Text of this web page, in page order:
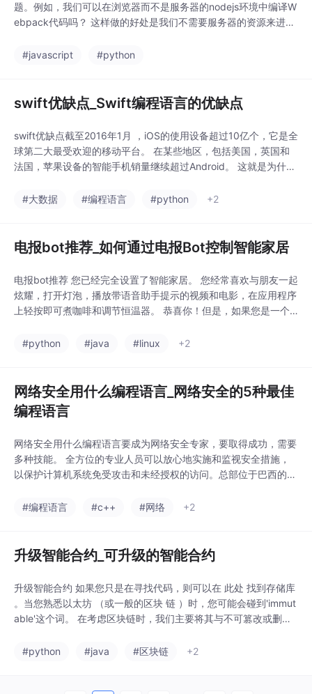
题。例如，我们可以在浏览器而不是服务器的nod​​ejs环境中编译W
ebpack代码吗？ 这样做的好处是我们不需要服务器的资源来进行
了基于浏览器的编译策略，可用于在浏览器中打包react ，vue
#javascript #python
swift优缺点_Swift编程语言的优缺点
swift优缺点截至2016年1月 ，iOS的使用设备超过10亿个，它是全
球第二大最受欢迎的移动平台。 在某些地区，包括美国，英国和
法国，苹果设备的智能手机销量继续超过Android。 这就是为什么
投资机会和战略利益的原因。如果您是遵循iOS应用程序开发道路
#大数据 #编程语言 #python +2
电报bot推荐_如何通过电报Bot控制智能家居
电报bot推荐 您已经完全设置了智能家居。 您经常喜欢与朋友一起
炫耀，打开灯泡，播放带语音助手提示的视频和电影，在应用程序
上轻按即可煮咖啡和调节恒温器。 恭喜你！但是，如果您是一个
序数量以及必须掌握的界面数量，您可能会感到沮丧。 您可能会
#python #java #linux +2
网络安全用什么编程语言_网络安全的5种最佳
编程语言
网络安全用什么编程语言要成为网络安全专家，要取得成功，需要
多种技能。 全方位的专业人员可以放心地实施和监视安全措施，
以保护计算机系统免受攻击和未经授权的访问。总部位于巴西的P
“除了紧跟网络安全领域的最新动态，您还需要熟悉各种编程语
#编程语言 #c++ #网络 +2
升级智能合约_可升级的智能合约
升级智能合约 如果您只是在寻找代码，则可以在 此处 找到存储库
。当您熟悉以太坊 （或一般的区块 链 ）时，您可能会碰到'immut
able'这个词。 在考虑区块链时，我们主要将其与不可篡改或删除
时，我宁愿将其与“不可变对象”的定义进行比较。在面向对象的函
#python #java #区块链 +2